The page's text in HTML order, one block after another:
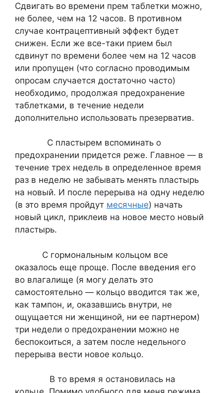
Сдвигать во времени прем таблетки можно,
не более, чем на 12 часов. В противном
случае контрацептивный эффект будет
снижен. Если же все-таки прием был
сдвинут по времени более чем на 12 часов
или пропущен (что согласно проводимым
опросам случается достаточно часто)
необходимо, продолжая предохранение
таблетками, в течение недели
дополнительно использовать презерватив.
С пластырем вспоминать о
предохранении придется реже. Главное — в
течение трех недель в определенное время
раз в неделю не забывать менять пластырь
на новый. И после перерыва на одну неделю
(в это время пройдут месячные) начать
новый цикл, приклеив на новое место новый
пластырь.
С гормональным кольцом все
оказалось еще проще. После введения его
во влагалище (я могу делать это
самостоятельно — кольцо вводится так же,
как тампон, и, оказавшись внутри, не
ощущается ни женщиной, ни ее партнером)
три недели о предохранении можно не
беспокоиться, а затем после недельного
перерыва вести новое кольцо.
В то время я остановилась на